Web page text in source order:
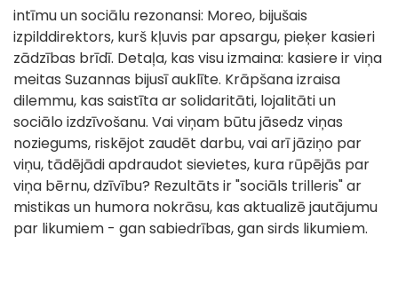
intīmu un sociālu rezonansi: Moreo, bijušais
izpilddirektors, kurš kļuvis par apsargu, pieķer kasieri
zādzības brīdī. Detaļa, kas visu izmaina: kasiere ir viņa
meitas Suzannas bijusī auklīte. Krāpšana izraisa
dilemmu, kas saistīta ar solidaritāti, lojalitāti un
sociālo izdzīvošanu. Vai viņam būtu jāsedz viņas
noziegums, riskējot zaudēt darbu, vai arī jāziņo par
viņu, tādējādi apdraudot sievietes, kura rūpējās par
viņa bērnu, dzīvību? Rezultāts ir "sociāls trilleris" ar
mistikas un humora nokrāsu, kas aktualizē jautājumu
par likumiem - gan sabiedrības, gan sirds likumiem.